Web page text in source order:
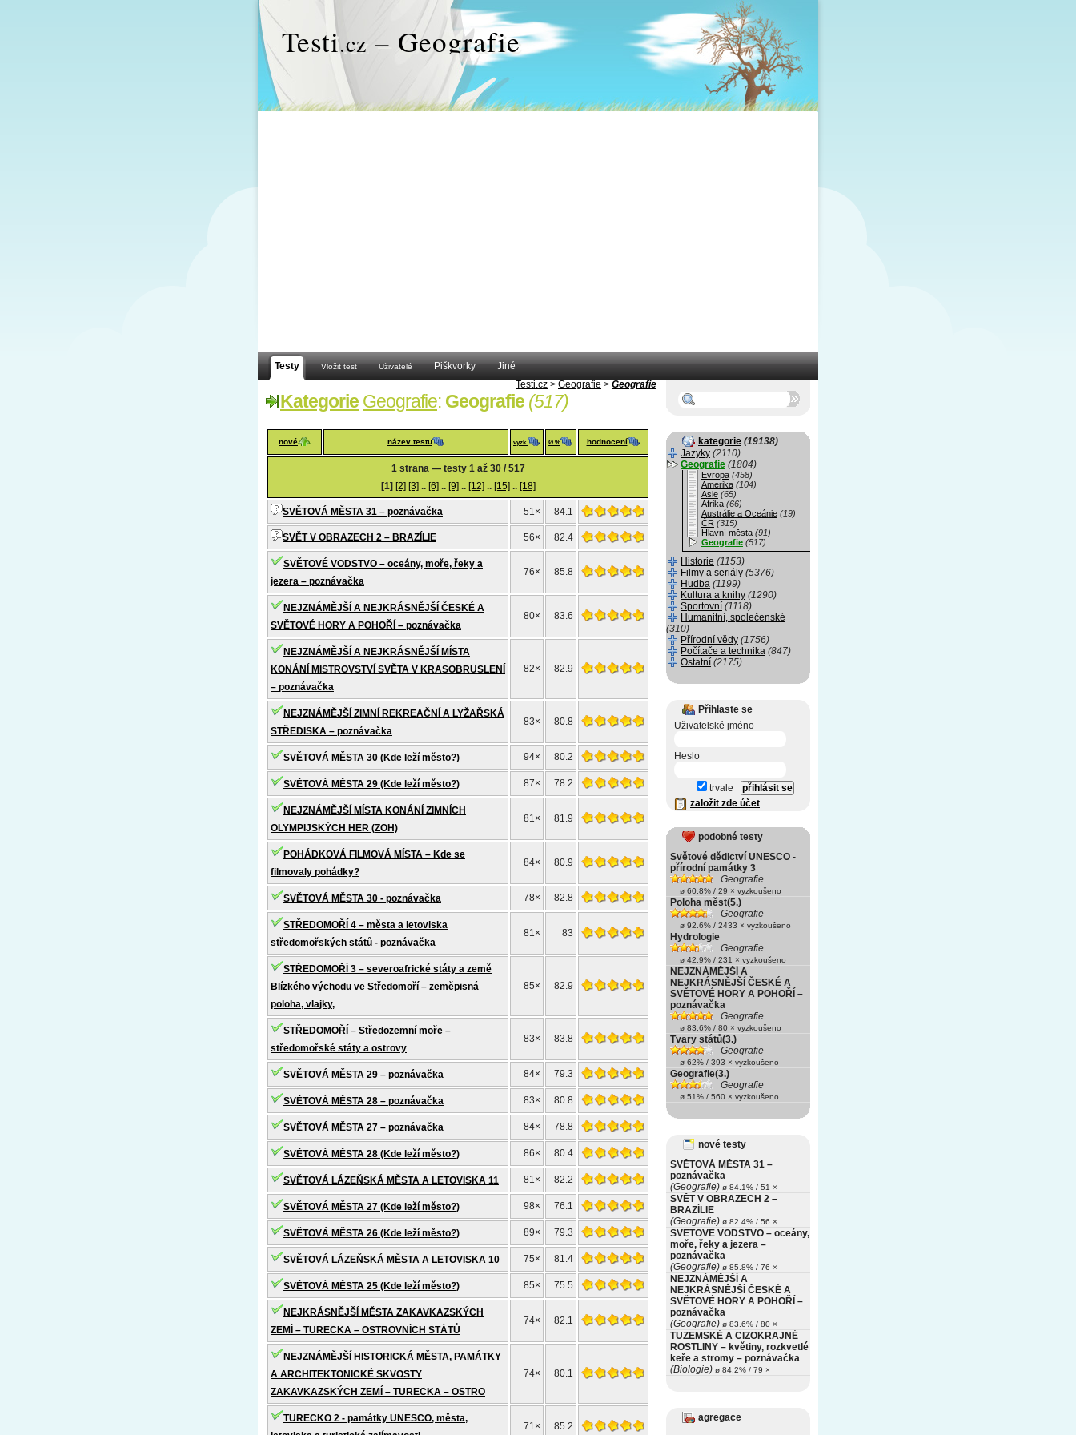
Testi.cz – Geografie
Testy Vložit test Uživatelé Piškvorky
Jiné
Testi.cz > Geografie > Geografie
Kategorie Geografie: Geografie (517)
nové název testu vyzk. Ø % hodnocení
1 strana — testy 1 až 30 / 517
[1] [2] [3] .. [6] .. [9] .. [12] .. [15] .. [18]
SVĚTOVÁ MĚSTA 31 – poznávačka 51× 84.1
SVĚT V OBRAZECH 2 – BRAZÍLIE 56× 82.4
SVĚTOVÉ VODSTVO – oceány, moře, řeky a
jezera – poznávačka
76× 85.8
NEJZNÁMĚJŠÍ A NEJKRÁSNĚJŠÍ ČESKÉ A
SVĚTOVÉ HORY A POHOŘÍ – poznávačka
80× 83.6
NEJZNÁMĚJŠÍ A NEJKRÁSNĚJŠÍ MÍSTA
KONÁNÍ MISTROVSTVÍ SVĚTA V KRASOBRUSLENÍ
– poznávačka
82× 82.9
NEJZNÁMĚJŠÍ ZIMNÍ REKREAČNÍ A LYŽAŘSKÁ
STŘEDISKA – poznávačka
83× 80.8
SVĚTOVÁ MĚSTA 30 (Kde leží město?) 94× 80.2
SVĚTOVÁ MĚSTA 29 (Kde leží město?) 87× 78.2
NEJZNÁMĚJŠÍ MÍSTA KONÁNÍ ZIMNÍCH
OLYMPIJSKÝCH HER (ZOH)
81× 81.9
POHÁDKOVÁ FILMOVÁ MÍSTA – Kde se
filmovaly pohádky?
84× 80.9
SVĚTOVÁ MĚSTA 30 - poznávačka 78× 82.8
STŘEDOMOŘÍ 4 – města a letoviska
středomořských států - poznávačka
81× 83
STŘEDOMOŘÍ 3 – severoafrické státy a země
Blízkého východu ve Středomoří – zeměpisná
poloha, vlajky,
85× 82.9
STŘEDOMOŘÍ – Středozemní moře –
středomořské státy a ostrovy
83× 83.8
SVĚTOVÁ MĚSTA 29 – poznávačka 84× 79.3
SVĚTOVÁ MĚSTA 28 – poznávačka 83× 80.8
SVĚTOVÁ MĚSTA 27 – poznávačka 84× 78.8
SVĚTOVÁ MĚSTA 28 (Kde leží město?) 86× 80.4
SVĚTOVÁ LÁZEŇSKÁ MĚSTA A LETOVISKA 11 81× 82.2
SVĚTOVÁ MĚSTA 27 (Kde leží město?) 98× 76.1
SVĚTOVÁ MĚSTA 26 (Kde leží město?) 89× 79.3
SVĚTOVÁ LÁZEŇSKÁ MĚSTA A LETOVISKA 10 75× 81.4
SVĚTOVÁ MĚSTA 25 (Kde leží město?) 85× 75.5
NEJKRÁSNĚJŠÍ MĚSTA ZAKAVKAZSKÝCH
ZEMÍ – TURECKA – OSTROVNÍCH STÁTŮ
74× 82.1
NEJZNÁMĚJŠÍ HISTORICKÁ MĚSTA, PAMÁTKY
A ARCHITEKTONICKÉ SKVOSTY
ZAKAVKAZSKÝCH ZEMÍ – TURECKA – OSTRO
74× 80.1
TURECKO 2 - památky UNESCO, města,
71× 85.2
kategorie (19138)
Jazyky (2110)
Geografie (1804)
Evropa (458)
Amerika (104)
Asie (65)
Afrika (66)
Austrálie a Oceánie (19)
ČR (315)
Hlavní města (91)
Geografie (517)
Historie (1153)
Filmy a seriály (5376)
Hudba (1199)
Kultura a knihy (1290)
Sportovní (1118)
Humanitní, společenské
(310)
Přírodní vědy (1756)
Počítače a technika (847)
Ostatní (2175)
Přihlaste se
Uživatelské jméno
Heslo
trvale
založit zde účet
podobné testy
Světové dědictví UNESCO -
přírodní památky 3
Geografie
ø 60.8% / 29 × vyzkoušeno
Poloha měst(5.)
Geografie
ø 92.6% / 2433 × vyzkoušeno
Hydrologie
Geografie
ø 42.9% / 231 × vyzkoušeno
NEJZNÁMĚJŠÍ A
NEJKRÁSNĚJŠÍ ČESKÉ A
SVĚTOVÉ HORY A POHOŘÍ –
poznávačka
Geografie
ø 83.6% / 80 × vyzkoušeno
Tvary států(3.)
Geografie
ø 62% / 393 × vyzkoušeno
Geografie(3.)
Geografie
ø 51% / 560 × vyzkoušeno
nové testy
SVĚTOVÁ MĚSTA 31 –
poznávačka
(Geografie) ø 84.1% / 51 ×
SVĚT V OBRAZECH 2 –
BRAZÍLIE
(Geografie) ø 82.4% / 56 ×
SVĚTOVÉ VODSTVO – oceány,
moře, řeky a jezera –
poznávačka
(Geografie) ø 85.8% / 76 ×
NEJZNÁMĚJŠÍ A
NEJKRÁSNĚJŠÍ ČESKÉ A
SVĚTOVÉ HORY A POHOŘÍ –
poznávačka
(Geografie) ø 83.6% / 80 ×
TUZEMSKÉ A CIZOKRAJNÉ
ROSTLINY – květiny, rozkvetlé
keře a stromy – poznávačka
(Biologie) ø 84.2% / 79 ×
agregace